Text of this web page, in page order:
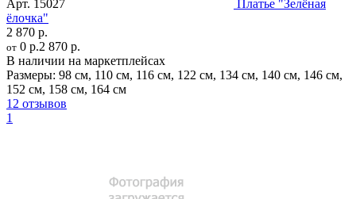
Арт. 15027
Платье "Зелёная
ёлочка"
2 870 р.
от 0 р.2 870 р.
В наличии на маркетплейсах
Размеры: 98 см, 110 см, 116 см, 122 см, 134 см, 140 см, 146 см,
152 см, 158 см, 164 см
12 отзывов
1